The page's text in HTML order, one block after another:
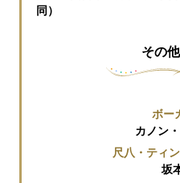
同）
その
ボー
カノン
尺八・ティ
坂